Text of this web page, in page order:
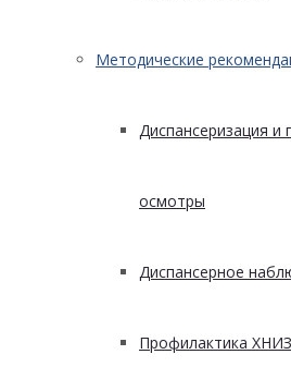
Методические
Диспансеризация и
осмотры
Диспансерное
Профилактика